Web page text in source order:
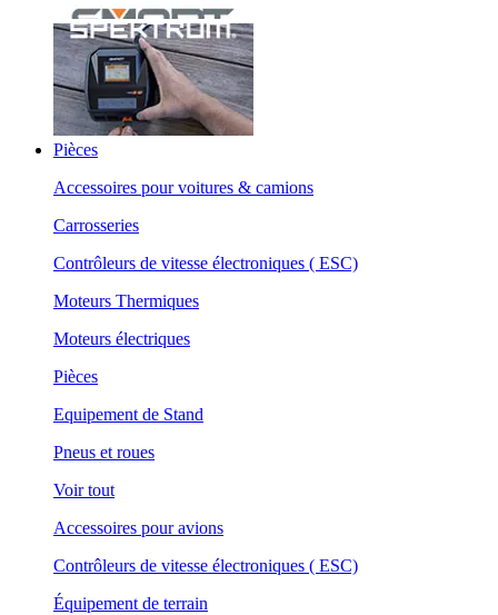
Pièces
Accessoires pour voitures & camions
Carrosseries
Contrôleurs de vitesse électroniques ( ESC)
Moteurs Thermiques
Moteurs électriques
Pièces
Equipement de Stand
Pneus et roues
Voir tout
Accessoires pour avions
Contrôleurs de vitesse électroniques ( ESC)
Équipement de terrain